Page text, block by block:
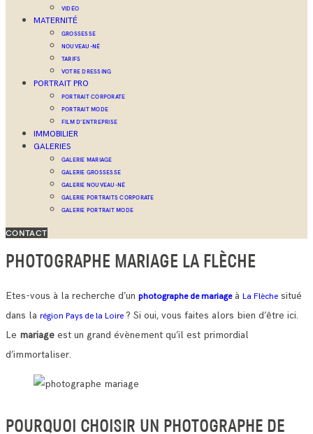
VIDÉO
MATERNITÉ
GROSSESSE
NOUVEAU-NÉ
TARIFS
VOTRE DRESSING
PORTRAIT PRO
PORTRAIT CORPORATE
PORTRAIT MODE
FILM D’ENTREPRISE
IMMOBILIER
GALERIES
GALERIE MARIAGE
GALERIE GROSSESSE
GALERIE NOUVEAU-NÉ
GALERIE PORTRAITS CORPORATE
GALERIE PORTRAIT MODE
CONTACT
PHOTOGRAPHE MARIAGE LA FLÈCHE
Etes-vous à la recherche d’un photographe de mariageà La Flèche situé
dans la région Pays de la Loire ? Si oui, vous faites alors bien d’être ici.
Le mariage est un grand évènement qu’il est primordial
d’immortaliser.
POURQUOI CHOISIR UN PHOTOGRAPHE DE